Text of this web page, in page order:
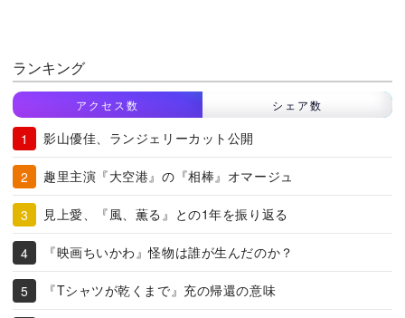
ランキング
アクセス数 シェア数
影山優佳、ランジェリーカット公開
趣里主演『大空港』の『相棒』オマージュ
見上愛、『風、薫る』との1年を振り返る
『映画ちいかわ』怪物は誰が生んだのか？
『Tシャツが乾くまで』充の帰還の意味